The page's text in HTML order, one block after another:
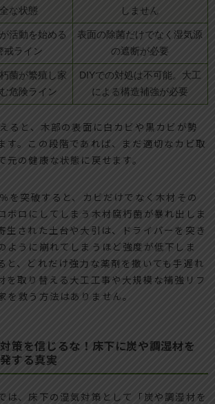
全な状態
しません
活動を始める
戒ライン
表面の除菌だけでなく湿気源
の遮断が必要
菌が繁殖し家
危険ライン
DIYでの対処は不可能。大工
による構造補強が必要
ると、木部の表面に白カビや黒カビが勢
す。この段階であれば、まだ適切なカビ取
元の健康な状態に戻せます。
を突破すると、カビだけでなく木材その
ボロにしてしまう木材腐朽菌が暴れ出しま
生された土台や大引は、ドライバーを突き
ように崩れてしまうほど強度が低下しま
と、どれだけ強力な薬剤を撒いても手遅れ
を取り替える大工工事や大規模な補強リフ
を救う方法はありません。
策を信じるな！床下に炭や調湿材を
する真実
は、床下の湿気対策として「炭や調湿材を